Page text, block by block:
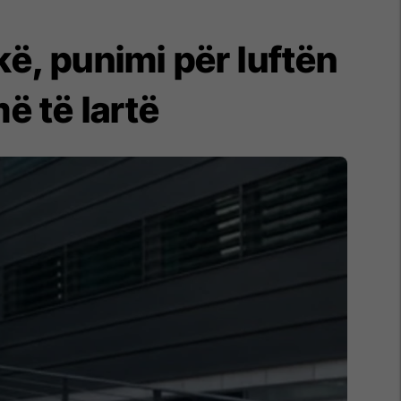
punimi për luftën
të lartë